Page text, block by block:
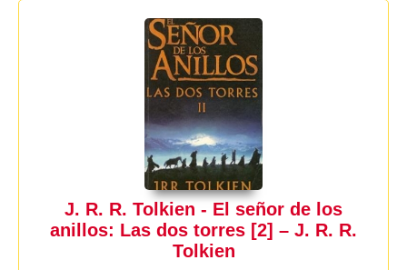
J. R. R. Tolkien - El señor de los
anillos: Las dos torres [2] – J. R. R.
Tolkien